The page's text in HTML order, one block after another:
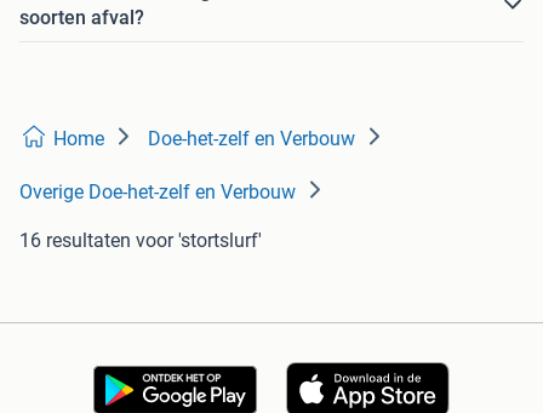
soorten afval?
Home Doe-het-zelf en Verbouw
Overige Doe-het-zelf en Verbouw
16 resultaten voor 'stortslurf'